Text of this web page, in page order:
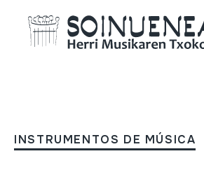
INSTRUMENTOS DE MÚSICA
DULTZAINA;